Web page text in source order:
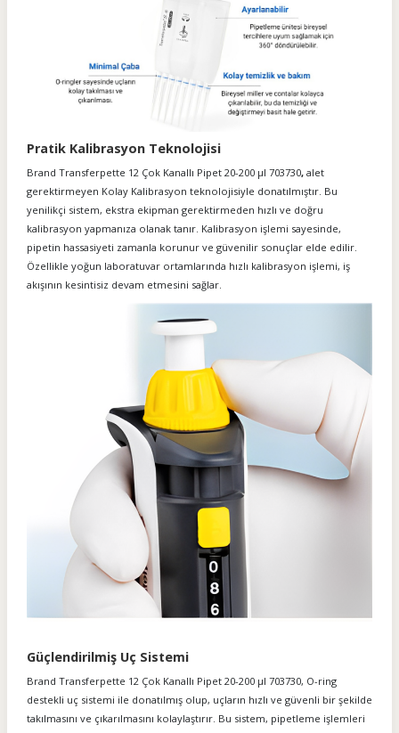
Pratik Kalibrasyon Teknolojisi
Brand Transferpette 12 Çok Kanallı Pipet 20-200 µl 703730, alet
gerektirmeyen Kolay Kalibrasyon teknolojisiyle donatılmıştır. Bu
yenilikçi sistem, ekstra ekipman gerektirmeden hızlı ve doğru
kalibrasyon yapmanıza olanak tanır. Kalibrasyon işlemi sayesinde,
pipetin hassasiyeti zamanla korunur ve güvenilir sonuçlar elde edilir.
Özellikle yoğun laboratuvar ortamlarında hızlı kalibrasyon işlemi, iş
akışının kesintisiz devam etmesini sağlar.
Güçlendirilmiş Uç Sistemi
Brand Transferpette 12 Çok Kanallı Pipet 20-200 µl 703730, O-ring
destekli uç sistemi ile donatılmış olup, uçların hızlı ve güvenli bir şekilde
takılmasını ve çıkarılmasını kolaylaştırır. Bu sistem, pipetleme işlemleri